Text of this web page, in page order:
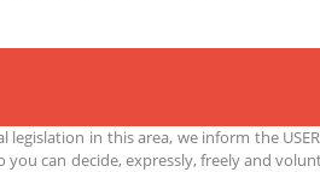
in this area, we inform the
you can decide, expressly, freely and